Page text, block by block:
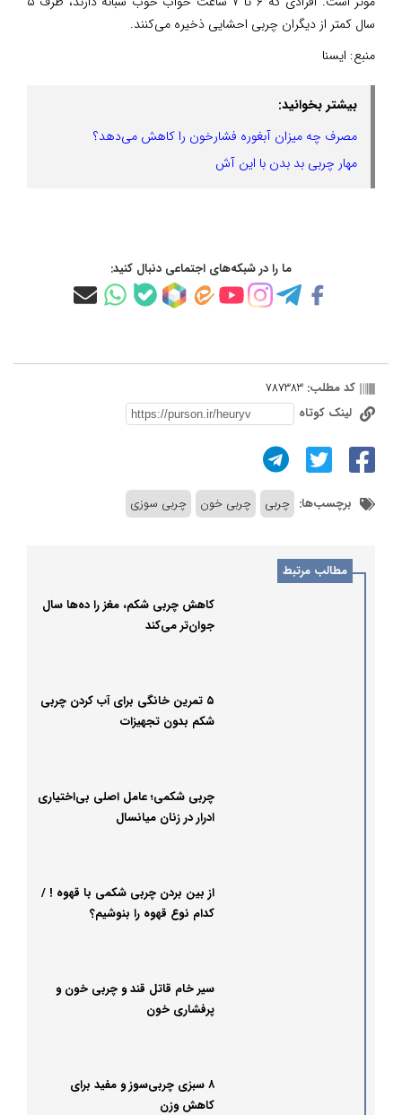
سال کمتر از دیگران چربی احشایی ذخیره می‌کنند.
منبع: ایسنا
بیشتر بخوانید:
مصرف چه میزان آبغوره فشارخون را کاهش می‌دهد؟
مهار چربی بد بدن با این آش
ما را در شبکه‌های اجتماعی دنبال کنید:
کد مطلب: 787383
لینک کوتاه
برچسب‌ها: چربی چربی خون چربی سوزی
مطالب مرتبط
کاهش چربی شکم، مغز را ده‌ها سال
جوان‌تر می‌کند
۵ تمرین خانگی برای آب کردن چربی
شکم بدون تجهیزات
چربی شکمی؛ عامل اصلی بی‌اختیاری
ادرار در زنان میانسال
از بین بردن چربی شکمی با قهوه ! /
کدام نوع قهوه را بنوشیم؟
سیر خام قاتل قند و چربی خون و
پرفشاری خون
۸ سبزی چربی‌سوز و مفید برای
کاهش وزن